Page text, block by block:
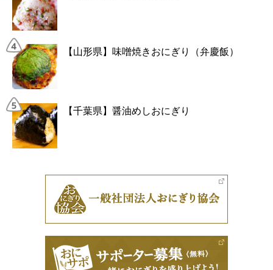
【山形県】味噌焼きおにぎり（弁慶飯）
【千葉県】醤油めしおにぎり